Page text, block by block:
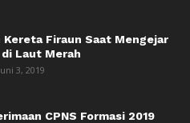
Kereta Firaun Saat Mengejar
di Laut Merah
3, 2019
CPNS Formasi 2019